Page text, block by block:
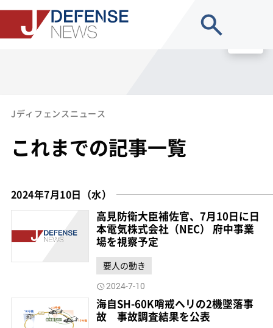
Jディフェンスニュース
これまでの記事一覧
2024年7月10日（水）
高見防衛大臣補佐官、7月10日に日
本電気株式会社（NEC） 府中事業
場を視察予定
要人の動き
2024-7-10
海自SH-60K哨戒ヘリの2機墜落事
故 事故調査結果を公表